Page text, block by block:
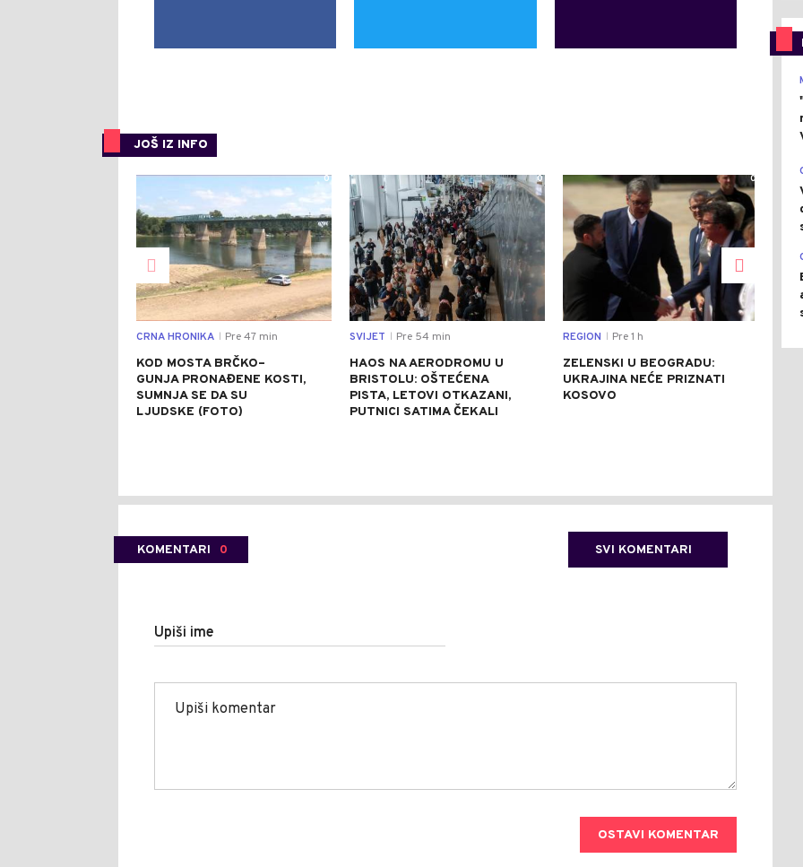
JOŠ IZ INFO
0
CRNA HRONIKA Pre 47 min
KOD MOSTA BRČKO–
GUNJA PRONAĐENE KOSTI,
SUMNJA SE DA SU
LJUDSKE (FOTO)
0
SVIJET Pre 54 min
HAOS NA AERODROMU U
BRISTOLU: OŠTEĆENA
PISTA, LETOVI OTKAZANI,
PUTNICI SATIMA ČEKALI
0
REGION Pre 1 h
ZELENSKI U BEOGRADU:
UKRAJINA NEĆE PRIZNATI
KOSOVO
KOMENTARI 0 SVI KOMENTARI
Upiši ime
OSTAVI KOMENTAR